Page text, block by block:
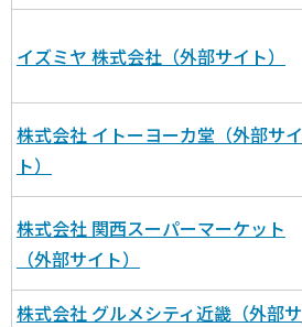
イズミヤ 株式会社（外部サイト）
株式会社 イトーヨーカ堂（外部サイ
ト）
株式会社 関西スーパーマーケット
（外部サイト）
株式会社 グルメシティ近畿（外部サ